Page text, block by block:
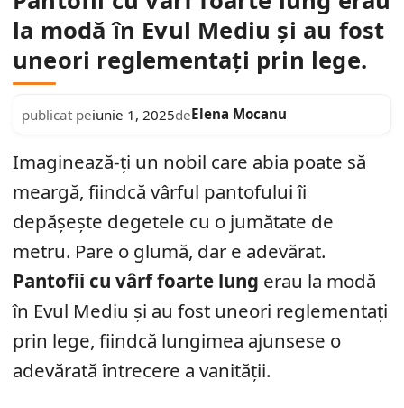
la modă în Evul Mediu și au fost
uneori reglementați prin lege.
publicat peiunie 1, 2025deElena Mocanu
Imaginează-ți un nobil care abia poate să
meargă, fiindcă vârful pantofului îi
depășește degetele cu o jumătate de
metru. Pare o glumă, dar e adevărat.
Pantofii cu vârf foarte lung erau la modă
în Evul Mediu și au fost uneori reglementați
prin lege, fiindcă lungimea ajunsese o
adevărată întrecere a vanității.